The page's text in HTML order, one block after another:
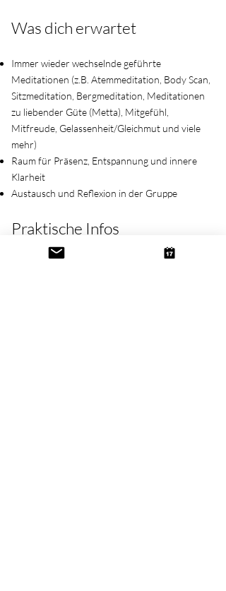
Was dich erwartet
Immer wieder wechselnde geführte
Meditationen (z.B. Atemmeditation, Body Scan,
Sitzmeditation, Bergmeditation, Meditationen
zu liebender Güte (Metta), Mitgefühl,
Mitfreude, Gelassenheit/Gleichmut und viele
mehr)
Raum für Präsenz, Entspannung und innere
Klarheit
Austausch und Reflexion in der Gruppe
Praktische Infos